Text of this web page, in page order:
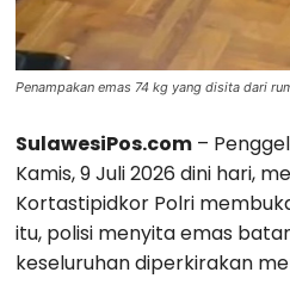
Penampakan emas 74 kg yang disita dari
SulawesiPos.com –
Kamis, 9 Juli 2026 dini hari,
Kortastipidkor Polri
itu, polisi menyita emas
keseluruhan diperkirakan